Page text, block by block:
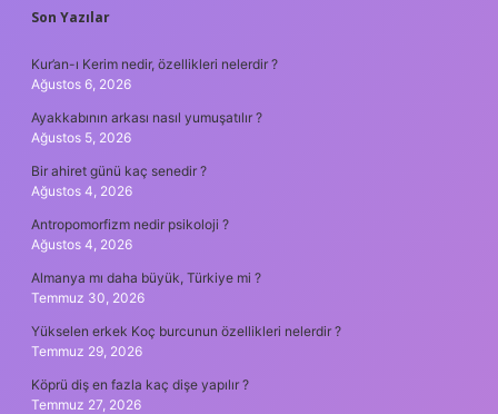
SIDEBAR
Son Yazılar
Kur’an-ı Kerim nedir, özellikleri nelerdir ?
Ağustos 6, 2026
Ayakkabının arkası nasıl yumuşatılır ?
Ağustos 5, 2026
Bir ahiret günü kaç senedir ?
Ağustos 4, 2026
Antropomorfizm nedir psikoloji ?
Ağustos 4, 2026
Almanya mı daha büyük, Türkiye mi ?
Temmuz 30, 2026
Yükselen erkek Koç burcunun özellikleri nelerdir ?
Temmuz 29, 2026
Köprü diş en fazla kaç dişe yapılır ?
Temmuz 27, 2026